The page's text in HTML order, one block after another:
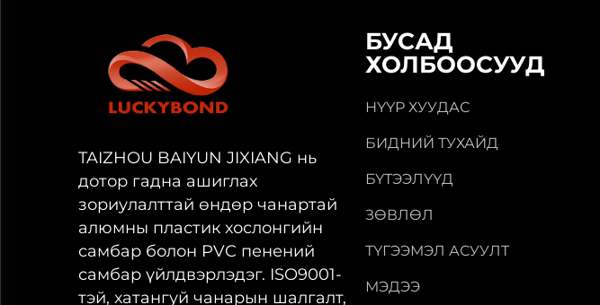
TAIZHOU BAIYUN JIXIANG нь
дотор гадна ашиглах
зориулалттай өндөр чанартай
алюмны пластик хослонгийн
самбар болон PVC пенений
самбар үйлдвэрлэдэг. ISO9001-
тэй, хатангуй чанарын шалгалт,
БУСАД
ХОЛБООСУУД
НҮҮР ХУУДАС
БИДНИЙ ТУХАЙД
БҮТЭЭЛҮҮД
ЗӨВЛӨЛ
ТҮГЭЭМЭЛ АСУУЛТ
МЭДЭЭ